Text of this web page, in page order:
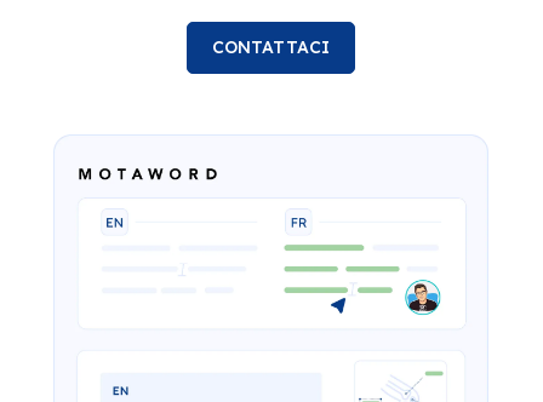
CONTATTACI